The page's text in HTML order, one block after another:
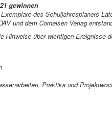
gewinnen
des Schuljahresplaners
und dem Cornelsen Verlag
Hinweise über wichtigen Ereignisse
Praktika und